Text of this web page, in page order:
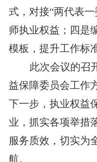
式，对接“两代表
师执业权益；四是
模板，提升工作标
此次会议的召
益保障委员会工作
下一步，执业权益
业，抓实各项举措
服务质效，切实为
航。